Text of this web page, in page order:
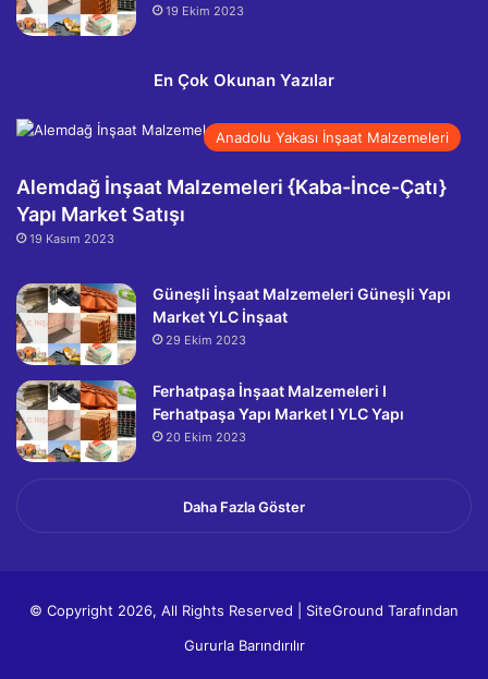
19 Ekim 2023
En Çok Okunan Yazılar
Anadolu Yakası İnşaat Malzemeleri
Alemdağ İnşaat Malzemeleri {Kaba-İnce-Çatı}
Yapı Market Satışı
19 Kasım 2023
Güneşli İnşaat Malzemeleri Güneşli Yapı
Market YLC İnşaat
29 Ekim 2023
Ferhatpaşa İnşaat Malzemeleri I
Ferhatpaşa Yapı Market I YLC Yapı
20 Ekim 2023
Daha Fazla Göster
© Copyright 2026, All Rights Reserved | SiteGround Tarafından
Gururla Barındırılır